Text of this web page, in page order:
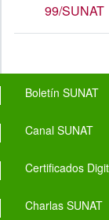
99/SUNAT
Footer menu
Boletín SUNAT
Canal SUNAT
Certificados
Charlas SUNAT